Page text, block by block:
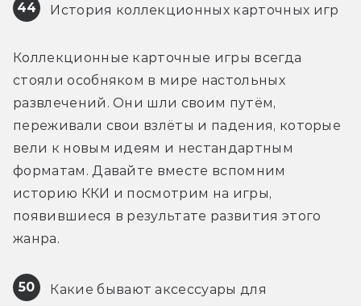
44 История коллекционных карточных игр
Коллекционные карточные игры всегда
стояли особняком в мире настольных
развлечений. Они шли своим путём,
переживали свои взлёты и падения, которые
вели к новым идеям и нестандартным
форматам. Давайте вместе вспомним
историю ККИ и посмотрим на игры,
появившиеся в результате развития этого
жанра.
50
Какие бывают аксессуары для